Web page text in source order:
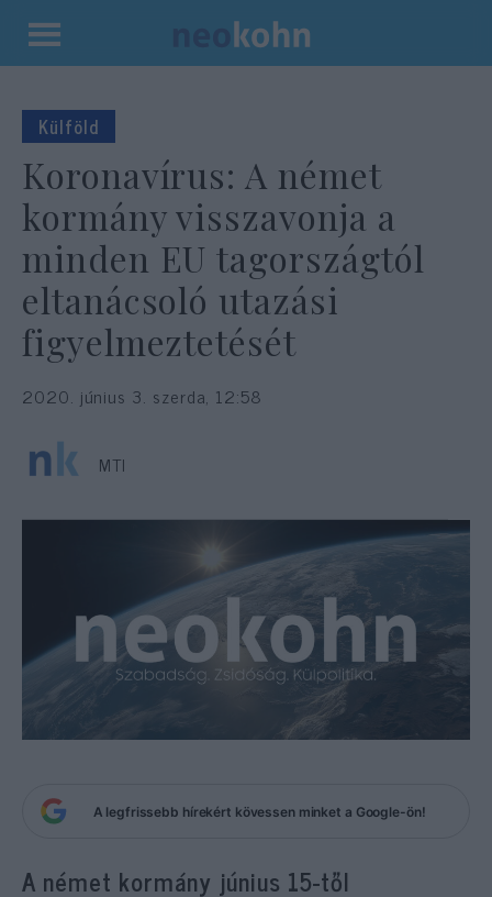
Kilépés
tartalomba
Külföld
Koronavírus: A német
kormány visszavonja a
minden EU tagországtól
eltanácsoló utazási
figyelmeztetését
2020. június 3. szerda, 12:58
MTI
A legfrissebb hírekért kövessen minket a Google-ön!
A német kormány június 15-től